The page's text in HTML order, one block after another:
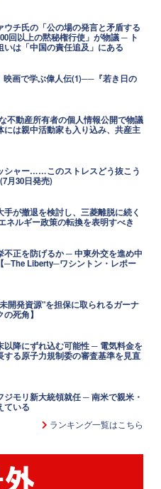
ウチ氏の「公の場の発言と矛盾する
回以上の黙秘権行使」が物議 ─ ト
いは「中国の責任追及」にある
映画で学ぶ偉人伝(1)──『若き日の
不動産所有者の個人情報公開で物議
は親中活動家も入り込み、共産主
シャー……このストレスどう抜こう
月30日発売)
手が撤退を検討し、三菱離脱に続く
ネルギー政策の転換を表明すべき
不正を防げるか ─ 中東外交を進め中
─The Liberty─ワシントン・レポー
開発資源"を担保に取られるガーナ
死角】
以降にずれ込む可能性 ─ 電気料金を
する原子力規制委の審査基準を見直
モリ新大統領就任 ─ 南米で親米・
ている
ランキング一覧はこちら